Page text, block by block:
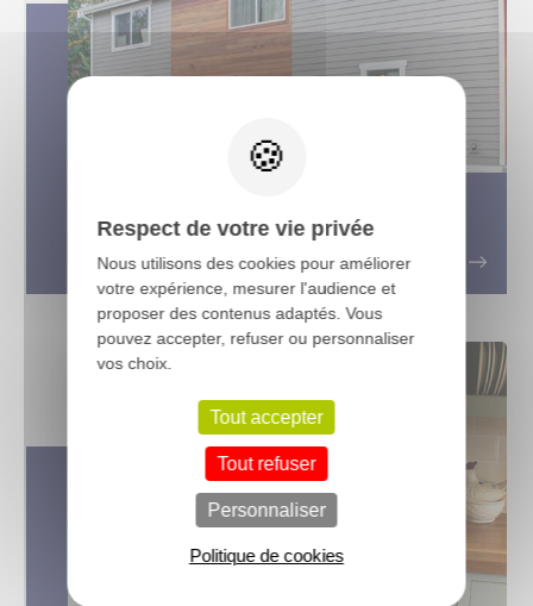
de bois choisir ?
Respect de votre vie privée
Nous utilisons des cookies pour améliorer
votre expérience, mesurer l'audience et
proposer des contenus adaptés. Vous
pouvez accepter, refuser ou personnaliser
vos choix.
Tout accepter
Tout refuser
Personnaliser
Politique de cookies